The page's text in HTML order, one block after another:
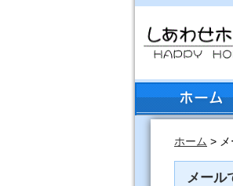
ホーム > メ
メール